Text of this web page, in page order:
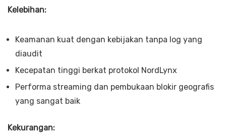
Kelebihan:
Keamanan kuat dengan kebijakan tanpa log yang
diaudit
Kecepatan tinggi berkat protokol NordLynx
Performa streaming dan pembukaan blokir geografis
yang sangat baik
Kekurangan: